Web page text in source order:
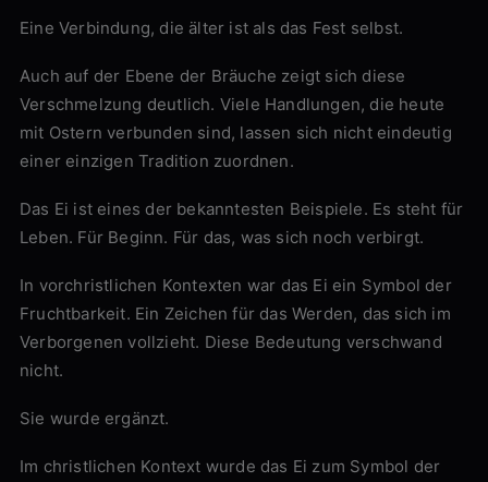
Eine Verbindung, die älter ist als das Fest selbst.
Auch auf der Ebene der Bräuche zeigt sich diese
Verschmelzung deutlich. Viele Handlungen, die heute
mit Ostern verbunden sind, lassen sich nicht eindeutig
einer einzigen Tradition zuordnen.
Das Ei ist eines der bekanntesten Beispiele. Es steht für
Leben. Für Beginn. Für das, was sich noch verbirgt.
In vorchristlichen Kontexten war das Ei ein Symbol der
Fruchtbarkeit. Ein Zeichen für das Werden, das sich im
Verborgenen vollzieht. Diese Bedeutung verschwand
nicht.
Sie wurde ergänzt.
Im christlichen Kontext wurde das Ei zum Symbol der